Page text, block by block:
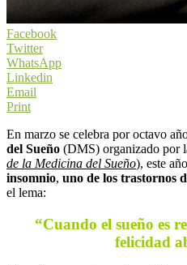
Facebook
Twitter
WhatsApp
Linkedin
Email
Print
En marzo se celebra por octavo
del Sueño (DMS) organizado por
de la Medicina del Sueño), este
insomnio, uno de los trastornos
el lema:
“Cuando el sueño es
felicidad